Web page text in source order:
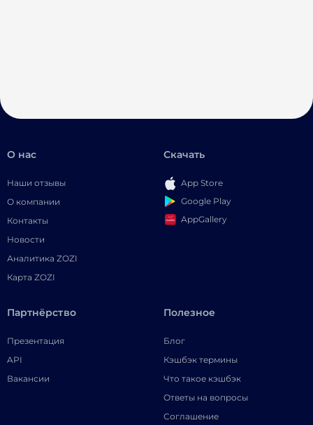
О нас
Наши отзывы
О компании
Контакты
Новости
Аналитика ZOZI
Карта ZOZI
Скачать
App Store
Google Play
AppGallery
Партнёрство
Презентация
API
Вакансии
Полезное
Блог
Кэшбэк термины
Что такое кэшбэк
Ответы на вопросы
Соглашение